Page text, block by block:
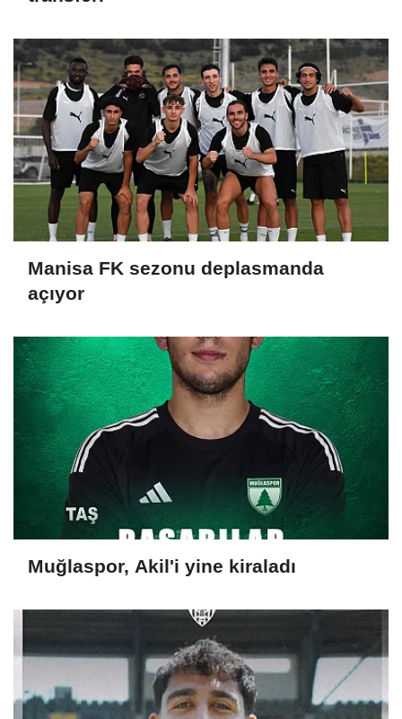
Manisa FK sezonu deplasmanda
açıyor
Muğlaspor, Akil'i yine kiraladı